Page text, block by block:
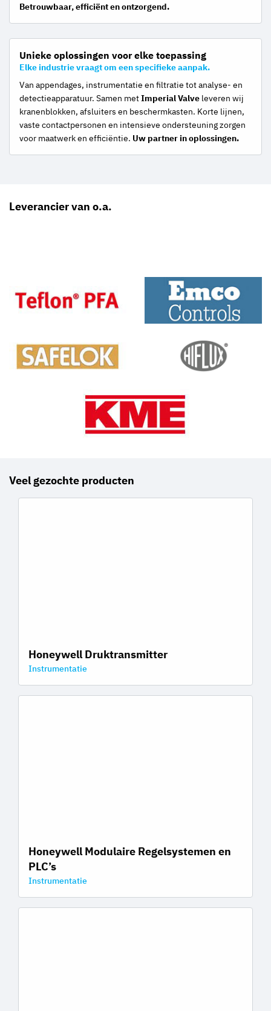
Betrouwbaar, efficiënt en ontzorgend.
Unieke oplossingen voor elke toepassing
Elke industrie vraagt om een specifieke aanpak.
Van appendages, instrumentatie en filtratie tot analyse- en
detectieapparatuur. Samen metImperial Valve leveren wij
kranenblokken, afsluiters en beschermkasten. Korte lijnen,
vaste contactpersonen en intensieve ondersteuning zorgen
voor maatwerk en efficiëntie. Uw partner in oplossingen.
Leverancier van o.a.
Veel gezochte producten
Honeywell Druktransmitter
Instrumentatie
Honeywell Modulaire Regelsystemen en
PLC’s
Instrumentatie